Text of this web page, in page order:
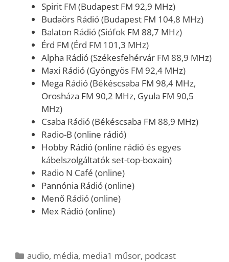
Spirit FM (Budapest FM 92,9 MHz)
Budaörs Rádió (Budapest FM 104,8 MHz)
Balaton Rádió (Siófok FM 88,7 MHz)
Érd FM (Érd FM 101,3 MHz)
Alpha Rádió (Székesfehérvár FM 88,9 MHz)
Maxi Rádió (Gyöngyös FM 92,4 MHz)
Mega Rádió (Békéscsaba FM 98,4 MHz,
Orosháza FM 90,2 MHz, Gyula FM 90,5
MHz)
Csaba Rádió (Békéscsaba FM 88,9 MHz)
Radio-B (online rádió)
Hobby Rádió (online rádió és egyes
kábelszolgáltatók set-top-boxain)
Radio N Café (online)
Pannónia Rádió (online)
Menő Rádió (online)
Mex Rádió (online)
Kategória
audio, média, media1 műsor, podcast